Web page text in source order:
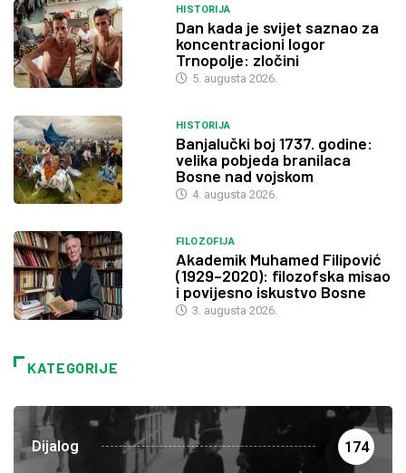
HISTORIJA
Dan kada je svijet saznao za
koncentracioni logor
Trnopolje: zločini
5. augusta 2026.
HISTORIJA
Banjalučki boj 1737. godine:
velika pobjeda branilaca
Bosne nad vojskom
4. augusta 2026.
FILOZOFIJA
Akademik Muhamed Filipović
(1929–2020): filozofska misao
i povijesno iskustvo Bosne
3. augusta 2026.
KATEGORIJE
Dijalog 174